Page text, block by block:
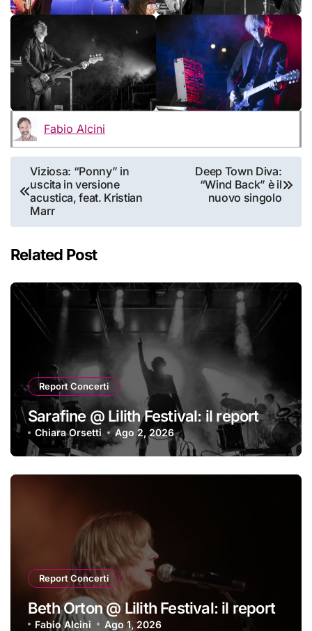
Fabio Alcini
Navigazione
articoli
Viziosa: “Ponny” in
uscita in versione
acustica, feat. Kristian
Marr
Deep Town Diva:
“Wind Back” è il
nuovo singolo
Related Post
Report Concerti
Sarafine @ Lilith Festival: il report
Chiara Orsetti Ago 2, 2026
Report Concerti
Beth Orton @ Lilith Festival: il report
Fabio Alcini Ago 1, 2026